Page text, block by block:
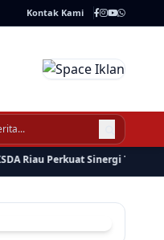
Kontak Kami
Perkuat Sinergi Tangani